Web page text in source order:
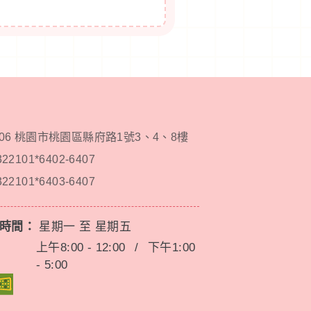
桃園市桃園區縣府路1號3、4、8樓
6407
6407
間： 星期一 至 星期五
上午8:00 - 12:00
/
下午1:00
- 5:00